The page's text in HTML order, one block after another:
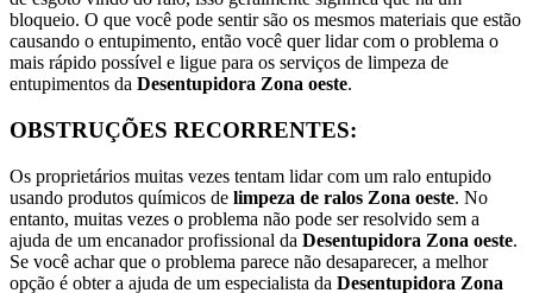
bloqueio. O que você pode sentir são os mesmos materiais que estão
causando o entupimento, então você quer lidar com o problema o
mais rápido possível e ligue para os serviços de limpeza de
entupimentos da Desentupidora Zona oeste.
OBSTRUÇÕES RECORRENTES:
Os proprietários muitas vezes tentam lidar com um ralo entupido
usando produtos químicos de limpeza de ralos Zona oeste. No
entanto, muitas vezes o problema não pode ser resolvido sem a
ajuda de um encanador profissional da Desentupidora Zona oeste.
Se você achar que o problema parece não desaparecer, a melhor
opção é obter a ajuda de um especialista da Desentupidora Zona